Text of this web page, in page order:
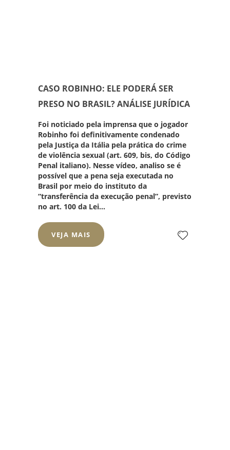
CASO ROBINHO: ELE PODERÁ SER
PRESO NO BRASIL? ANÁLISE JURÍDICA
Foi noticiado pela imprensa que o jogador
Robinho foi definitivamente condenado
pela Justiça da Itália pela prática do crime
de violência sexual (art. 609, bis, do Código
Penal italiano). Nesse vídeo, analiso se é
possível que a pena seja executada no
Brasil por meio do instituto da
“transferência da execução penal”, previsto
no art. 100 da Lei...
VEJA MAIS